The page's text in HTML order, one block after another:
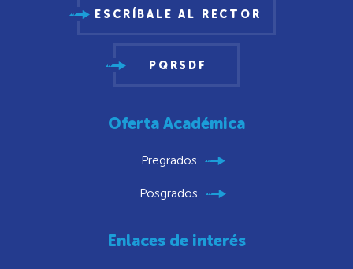
ESCRÍBALE AL RECTOR
PQRSDF
Oferta Académica
Pregrados
Posgrados
Enlaces de interés